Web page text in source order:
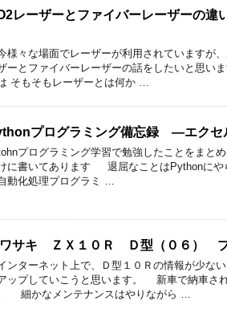
レーザーとファイバーレーザーの
様々な場面でレーザーが利用されていますが
ーとファイバーレーザーの話をしたいと
そもそもレーザーとは何か …
プログラミング備忘録 ―エクセ
プログラミング学習で勉強したことをまと
に書いてあります 退屈なことはPythonにや
動化処理プログラミ …
サキ ＺＸ１０Ｒ Ｄ型（０６）
ンターネット上で、Ｄ型１０Ｒの情報が少な
ップしていこうと思います。 新車で納車さ
細かなメンテナンスはやりながら …